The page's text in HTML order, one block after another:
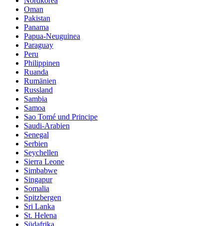
Oman
Pakistan
Panama
Papua-Neuguinea
Paraguay
Peru
Philippinen
Ruanda
Rumänien
Russland
Sambia
Samoa
Sao Tomé und Principe
Saudi-Arabien
Senegal
Serbien
Seychellen
Sierra Leone
Simbabwe
Singapur
Somalia
Spitzbergen
Sri Lanka
St. Helena